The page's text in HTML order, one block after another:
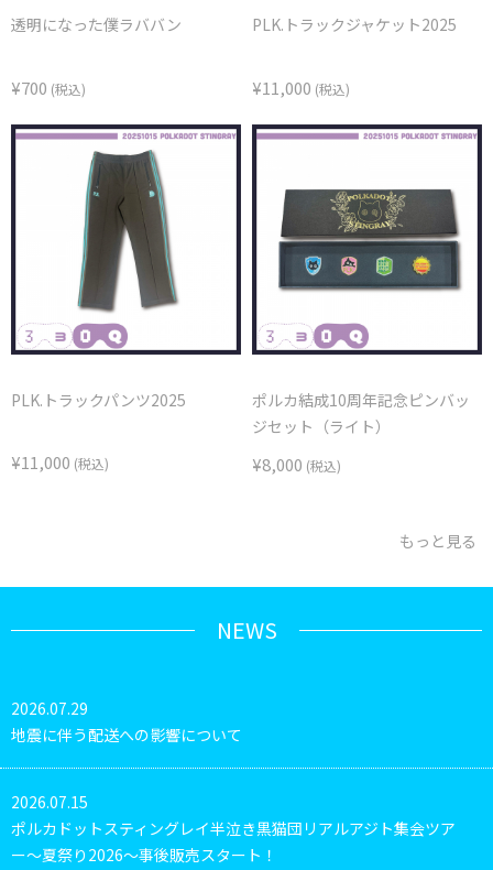
透明になった僕ラババン
¥700 (税込)
PLK.トラックジャケット2025
¥11,000 (税込)
PLK.トラックパンツ2025
¥11,000 (税込)
ポルカ結成10周年記念ピンバッ
ジセット（ライト）
¥8,000 (税込)
もっと見る
NEWS
2026.07.29
地震に伴う配送への影響について
2026.07.15
ポルカドットスティングレイ半泣き黒猫団リアルアジト集会ツア
ー〜夏祭り2026〜事後販売スタート！